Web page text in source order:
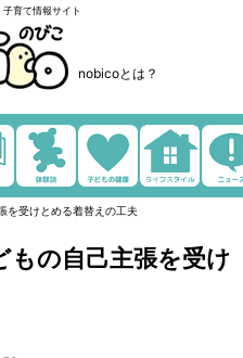
育て情報サイト
nobicoとは？
を受けとめる着替えの工夫
もの自己主張を受け